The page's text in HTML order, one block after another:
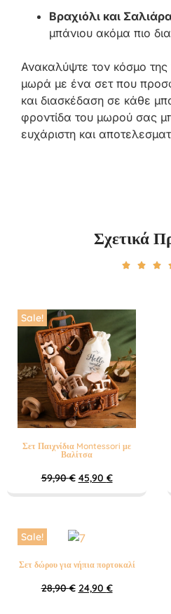
Βραχιόλι και
μπάνιου ακόμα πιο
Ανακαλύψτε τον κόσμο της
μωρά με ένα σετ που
και διασκέδαση σε κάθε
φροντίδα του μωρού σας
ευχάριστη και
Σχετικά
  
Sale!
Σετ Παιχνίδια Montessori με
Βαλίτσα
59,90€ 45,90 €
Sale!
Σετ δώρου για νήπια πορτοκαλί
28,90€ 24,90 €